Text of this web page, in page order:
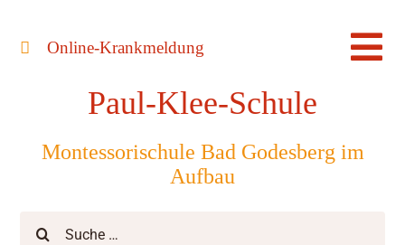
Paul-Klee-Schule
Montessorischule Bad Godesberg im
Aufbau
Online-Krankmeldung